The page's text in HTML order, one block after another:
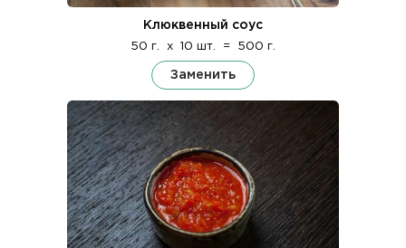
Клюквенный соус
50 г. x 10 шт. = 500 г.
Заменить